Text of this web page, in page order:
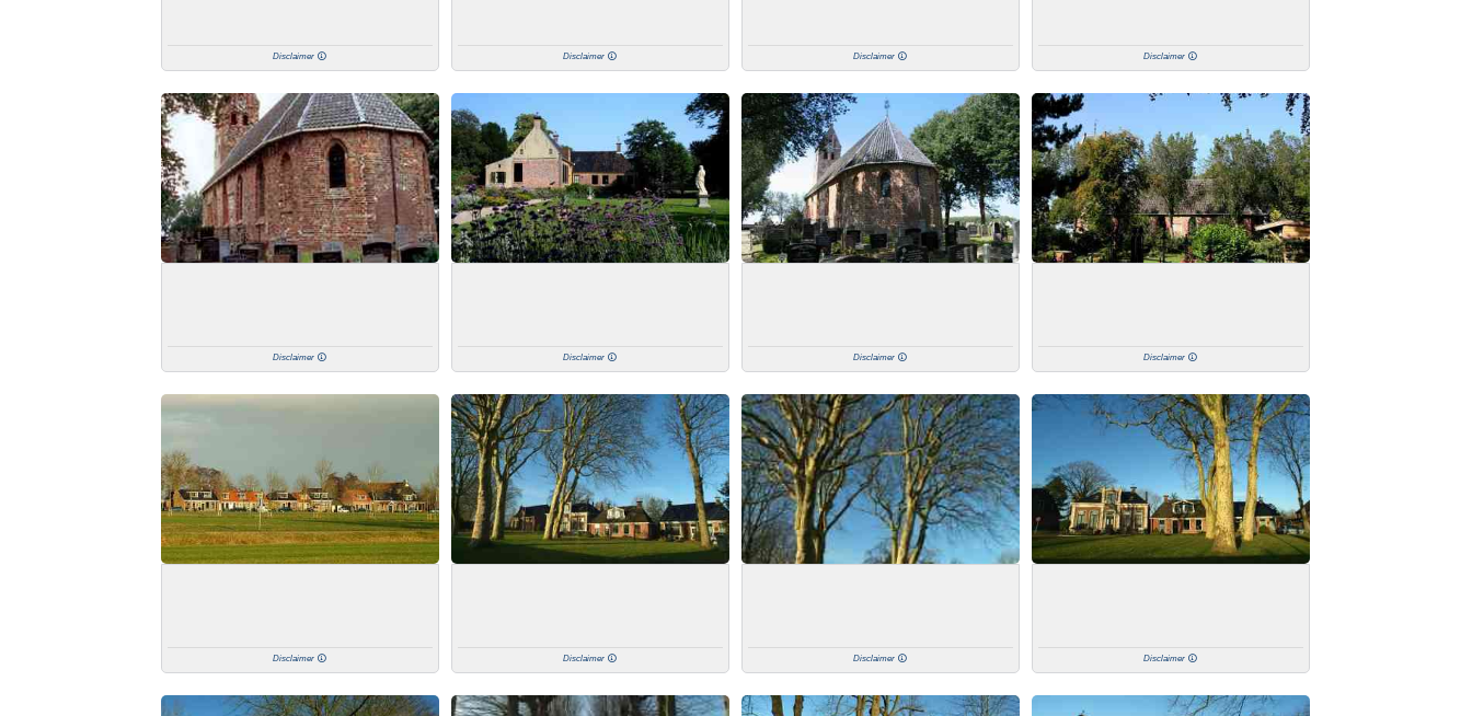
Disclaimer Disclaimer Disclaimer Disclaimer
Disclaimer Disclaimer Disclaimer Disclaimer
Disclaimer Disclaimer Disclaimer Disclaimer